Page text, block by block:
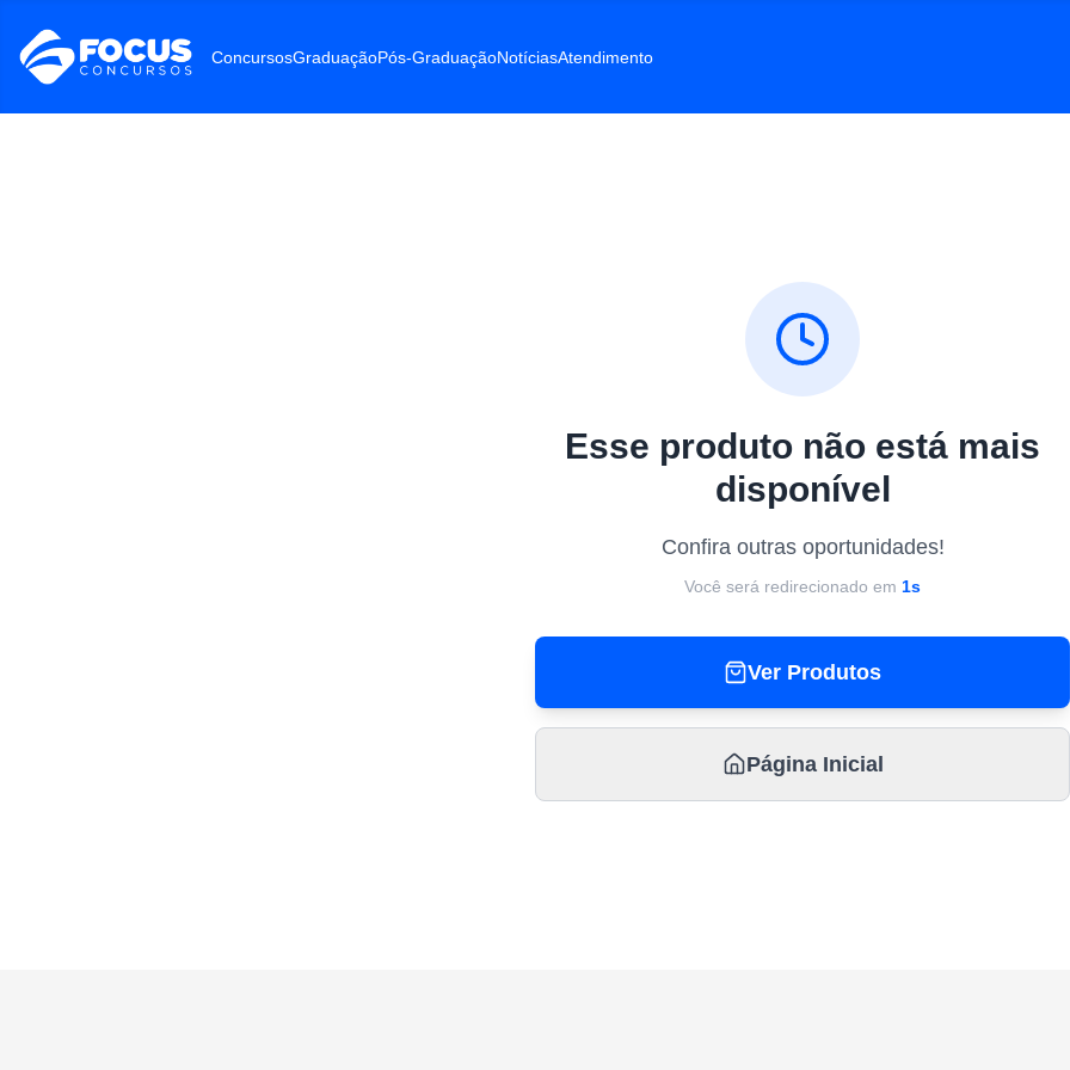
ConcursosGraduaçãoPós-GraduaçãoNotíciasAtendimento
Esse produto não está mais
disponível
Confira outras oportunidades!
Você será redirecionado em 1s
Ver Produtos
Página Inicial